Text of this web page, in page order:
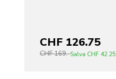
CHF 126.75
CHF 169.-Salva CHF 42.25